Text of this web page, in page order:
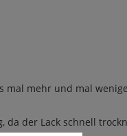
mal mehr und mal
der Lack schnell